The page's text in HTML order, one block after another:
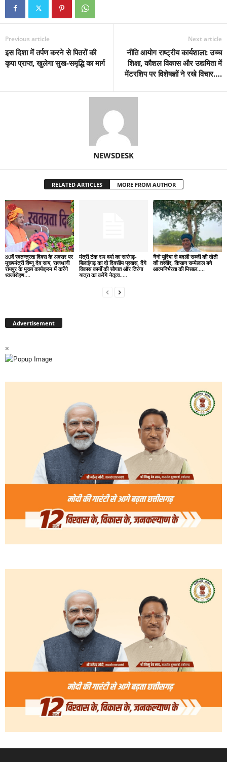
Previous article
इस दिशा में तर्पण करने से पितरों की
कृपा प्राप्त, खुलेगा सुख-समृद्धि का मार्ग
Next article
नीति आयोग राष्ट्रीय कार्यशाला: उच्च
शिक्षा, कौशल विकास और उद्यमिता में
मेंटरशिप पर विशेषज्ञों ने रखे विचार….
NEWSDESK
RELATED ARTICLES MORE FROM AUTHOR
80वें स्वतन्त्रता दिवस के अवसर पर
मुख्यमंत्री विष्णु देव साय, राजधानी
रायपुर के मुख्य कार्यक्रम में करेंगे
ध्वजारोहण….
मंत्री टंक राम वर्मा का सारंगढ़-
बिलाईगढ़ का दो दिवसीय प्रवास, देंगे
विकास कार्यों की सौगात और तिरंगा
यात्रा का करेंगे नेतृत्व…..
नैनो यूरिया से बदली सब्जी की खेती
की तस्वीर, किसान सम्मेलाल बने
आत्मनिर्भरता की मिसाल…..
Advertisement
×